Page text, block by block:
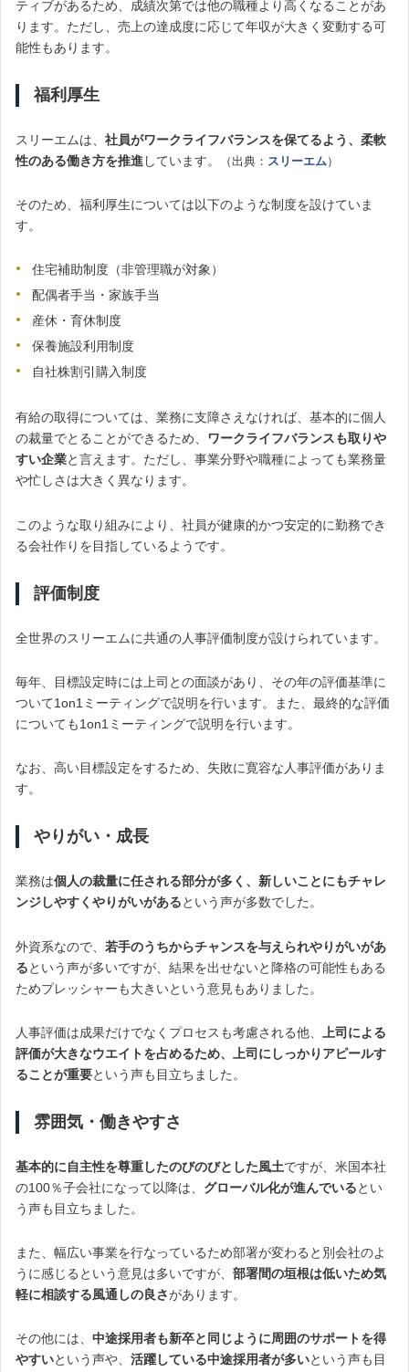
ティブがあるため、成績次第では他の職種より高くなることがあ
ります。ただし、売上の達成度に応じて年収が大きく変動する可
能性もあります。
福利厚生
スリーエムは、 社員がワークライフバランスを保てるよう、柔軟
性のある働き方を推進 しています。 （出典： スリーエム）
そのため、福利厚生については以下のような制度を設けていま
す。
住宅補助制度（非管理職が対象）
配偶者手当・家族手当
産休・育休制度
保養施設利用制度
自社株割引購入制度
有給の取得については、業務に支障さえなければ、基本的に個人
の裁量でとることができるため、
ワークライフバランスも取りや
すい企業と言えます。 ただし、事業分野や職種によっても業務量
や忙しさは大きく異なります。
このような取り組みにより、社員が健康的かつ安定的に勤務でき
る会社作りを目指しているようです。
評価制度
全世界のスリーエムに共通の人事評価制度が設けられています。
毎年、目標設定時には上司との面談があり、その年の評価基準に
ついて1on1ミーティングで説明を行います。また、最終的な評価
についても1on1ミーティングで説明を行います。
なお、高い目標設定をするため、失敗に寛容な人事評価がありま
す。
やりがい・成長
業務は個人の裁量に任される部分が多く、新しいことにもチャレ
ンジしやすくやりがいがあるという声が多数でした。
外資系なので、 若手のうちからチャンスを与えられやりがいがあ
るという声が多いですが、結果を出せないと降格の可能性もある
ためプレッシャーも大きいという意見もありました。
人事評価は成果だけでなくプロセスも考慮される他、
上司による
評価が大きなウエイトを占めるため、上司にしっかりアピールす
ることが重要という声も目立ちました。
雰囲気・働きやすさ
基本的に自主性を尊重したのびのびとした風土ですが、米国本社
の100％子会社になって以降は、 グローバル化が進んでいるとい
う声も目立ちました。
また、幅広い事業を行なっているため部署が変わると別会社のよ
うに感じるという意見は多いですが、 部署間の垣根は低いため気
軽に相談する風通しの良さがあります。
その他には、 中途採用者も新卒と同じように周囲のサポートを得
やすいという声や、 活躍している中途採用者が多いという声も目